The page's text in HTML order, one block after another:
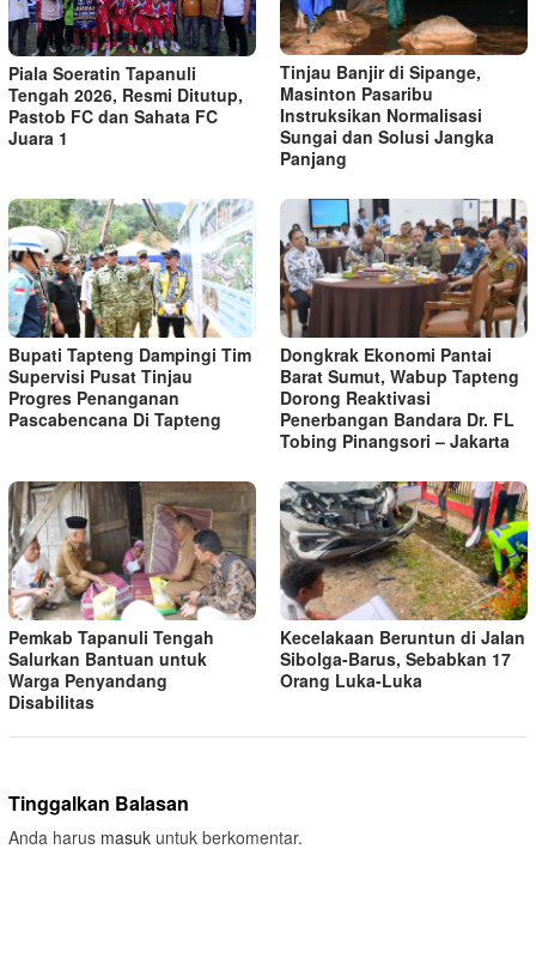
Piala Soeratin Tapanuli
Tengah 2026, Resmi Ditutup,
Pastob FC dan Sahata FC
Juara 1
Tinjau Banjir di Sipange,
Masinton Pasaribu
Instruksikan Normalisasi
Sungai dan Solusi Jangka
Panjang
Bupati Tapteng Dampingi Tim
Supervisi Pusat Tinjau
Progres Penanganan
Pascabencana Di Tapteng
Dongkrak Ekonomi Pantai
Barat Sumut, Wabup Tapteng
Dorong Reaktivasi
Penerbangan Bandara Dr. FL
Tobing Pinangsori – Jakarta
Pemkab Tapanuli Tengah
Salurkan Bantuan untuk
Warga Penyandang
Disabilitas
Kecelakaan Beruntun di Jalan
Sibolga-Barus, Sebabkan 17
Orang Luka-Luka
Tinggalkan Balasan
Anda harus masuk untuk berkomentar.